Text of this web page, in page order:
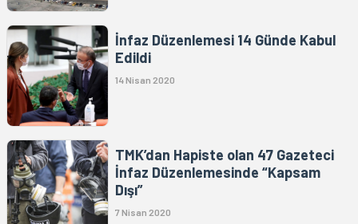
İnfaz Düzenlemesi 14 Günde Kabul
Edildi
14 Nisan 2020
TMK’dan Hapiste olan 47 Gazeteci
İnfaz Düzenlemesinde “Kapsam
Dışı”
7 Nisan 2020